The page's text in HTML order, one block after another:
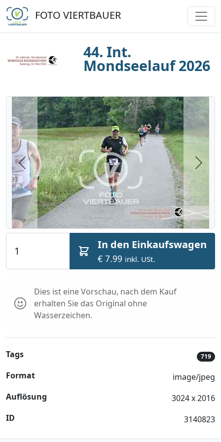
FOTO VIERTBAUER
44. Int.
Mondseelauf 2026
Previous Next
In den Einkaufswagen
€ 7.99 inkl. USt.
Dies ist eine Vorschau, nach dem Kauf
erhalten Sie das Original ohne
Wasserzeichen.
Tags 719
Format
image/jpeg
Auflösung
3024 x 2016
ID
3140823